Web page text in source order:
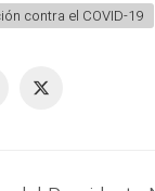
contra el COVID-19